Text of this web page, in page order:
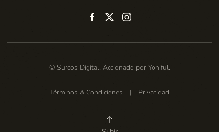
© Surcos Digital. Accionado por Yohiful.
Términos & Condiciones | Privacidad